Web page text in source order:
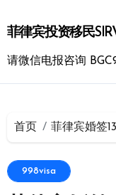
到
内
菲律宾投资移民
请微信电报咨询
首页 菲律宾婚签
998visa